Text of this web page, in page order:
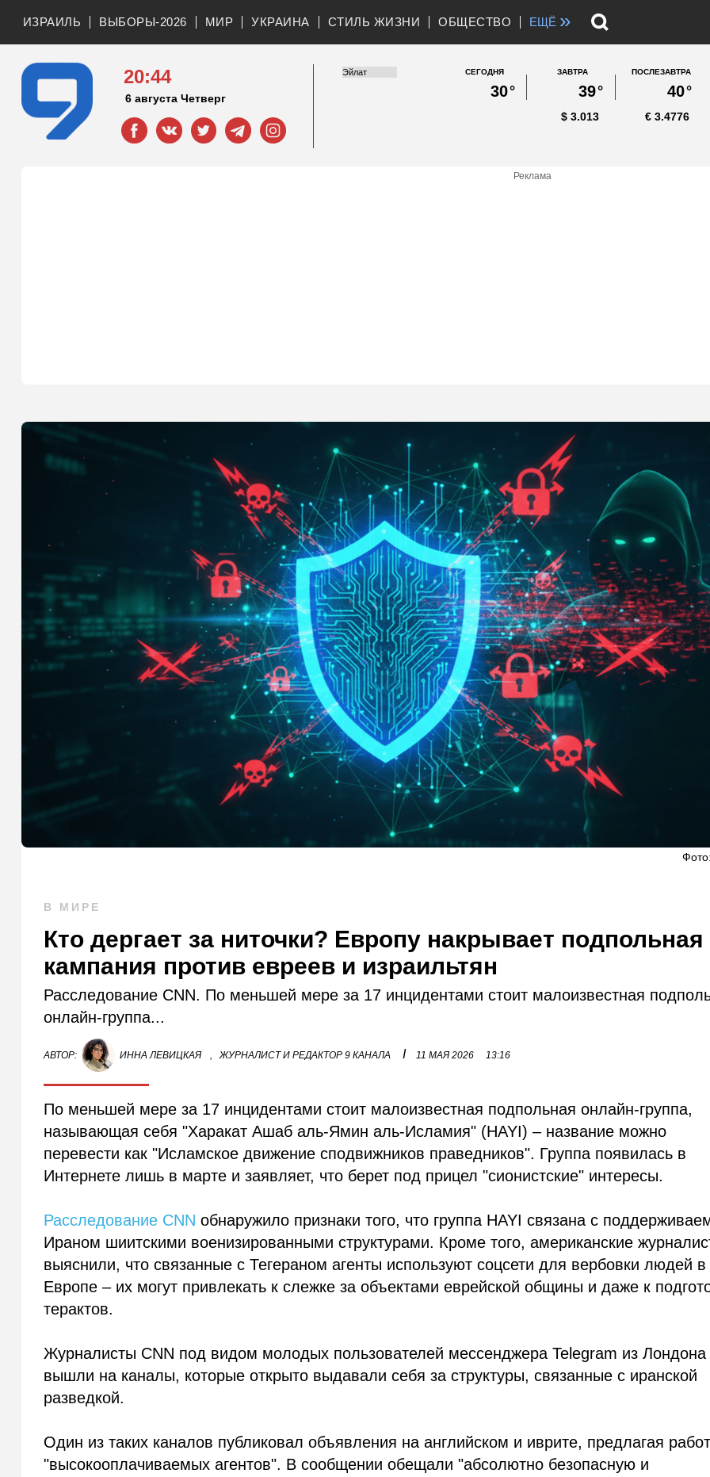
ИЗРАИЛЬ ВЫБОРЫ-2026 МИР УКРАИНА СТИЛЬ ЖИЗНИ ОБЩЕСТВО ЕЩЁ »
20:44
6 августа Четверг
СЕГОДНЯ
30°
ЗАВТРА
39°
ПОСЛЕЗАВТРА
40°
3.013
$ 3.4776
€
Реклама
В МИРЕ
Кто дергает за ниточки? Европу накрывает подпольная
кампания против евреев и израильтян
Расследование CNN. По меньшей мере за 17 инцидентами стоит малоизвестная
онлайн-группа...
АВТОР: ИННА ЛЕВИЦКАЯ , ЖУРНАЛИСТ И РЕДАКТОР 9 КАНАЛА I 11 МАЯ 2026 13:16
По меньшей мере за 17 инцидентами стоит малоизвестная подпольная онлайн-группа,
называющая себя "Харакат Ашаб аль-Ямин аль-Исламия" (HAYI) – название можно
перевести как "Исламское движение сподвижников праведников". Группа появилась в
Интернете лишь в марте и заявляет, что берет под прицел "сионистские" интересы.
Расследование CNN обнаружило признаки того, что группа HAYI связана с
Ираном шиитскими военизированными структурами. Кроме того, американские
выяснили, что связанные с Тегераном агенты используют соцсети для вербовки людей в
Европе – их могут привлекать к слежке за объектами еврейской общины и даже к
терактов.
Журналисты CNN под видом молодых пользователей мессенджера Telegram из Лондона
вышли на каналы, которые открыто выдавали себя за структуры, связанные с иранской
разведкой.
Один из таких каналов публиковал объявления на английском и иврите, предлагая
"высокооплачиваемых агентов". В сообщении обещали "абсолютно безопасную и